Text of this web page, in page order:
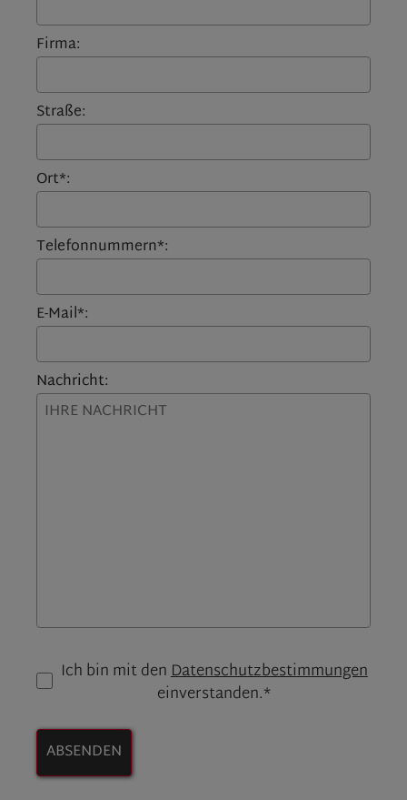
Firma:
Straße:
Ort*:
Telefonnummern*:
E-Mail*:
Nachricht:
Ich bin mit denDatenschutzbestimmungen
einverstanden.*
ABSENDEN